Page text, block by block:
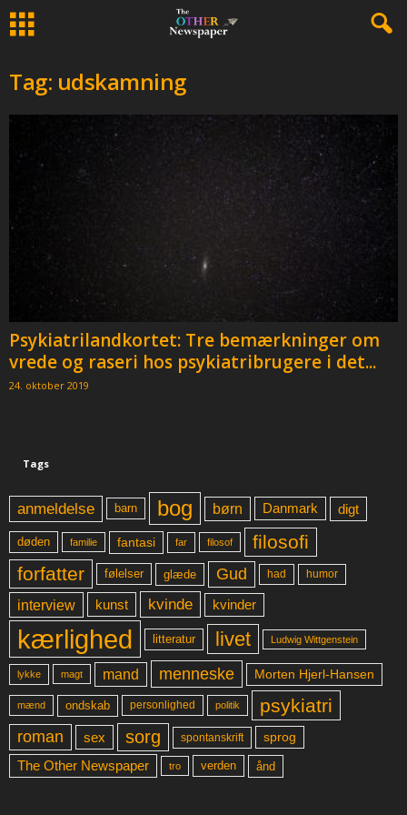
Tag: udskamning
Psykiatrilandkortet: Tre bemærkninger om
vrede og raseri hos psykiatribrugere i det...
24. oktober 2019
Tags
anmeldelse barn bog børn Danmark digt
døden familie fantasi far filosof
filosofi
forfatter
følelser glæde Gud had humor
interview kunst kvinde kvinder
kærlighed litteratur livet Ludwig Wittgenstein
lykke magt mand menneske Morten Hjerl-Hansen
mænd ondskab personlighed politik psykiatri
roman sex sorg spontanskrift sprog
The Other Newspaper tro verden ånd